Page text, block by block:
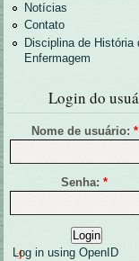
Notícias
Contato
Disciplina de História
Enfermagem
Login do
Nome de usuário: *
Senha: *
Log in using OpenID